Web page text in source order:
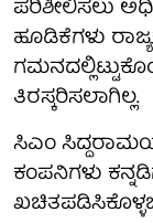
ಪರಿಶೀಲಿಸಲು
ಹೂಡಿಕೆಗಳು
ತಿರಸ್ಕರಿಸಲಾಗಿಲ್ಲ.
ಸಿಎಂ
ಕಂಪನಿಗಳು